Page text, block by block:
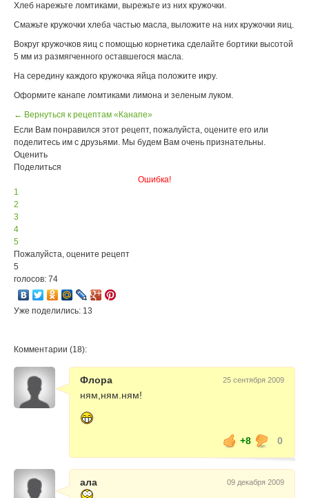
Хлеб нарежьте ломтиками, вырежьте из них кружочки.
Смажьте кружочки хлеба частью масла, выложите на них кружочки яиц.
Вокруг кружочков яиц с помощью корнетика сделайте бортики высотой
5 мм из размягченного оставшегося масла.
На середину каждого кружочка яйца положите икру.
Оформите канапе ломтиками лимона и зеленым луком.
← Вернуться к рецептам «Канапе»
Если Вам понравился этот рецепт, пожалуйста, оцените его или
поделитесь им с друзьями. Мы будем Вам очень признательны.
Оценить
Поделиться
Ошибка!
1
2
3
4
5
Пожалуйста, оцените рецепт
5
голосов: 74
Уже поделились: 13
Комментарии (18):
Флора 25 сентября 2009
ням,ням.ням!
+8 0
ала 09 декабря 2009